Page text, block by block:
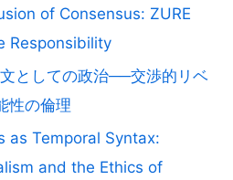
of Consensus: ZURE
Responsibility
としての政治──交渉的リベ
性の倫理
as Temporal Syntax:
and the Ethics of